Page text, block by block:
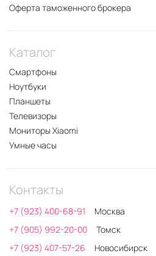
Оферта таможенного брокера
Каталог
Смартфоны
Ноутбуки
Планшеты
Телевизоры
Мониторы Xiaomi
Умные часы
Контакты
+7 (923) 400-68-91
Москва
+7 (905) 992-20-00
Томск
+7 (923) 407-57-26
Новосибирск